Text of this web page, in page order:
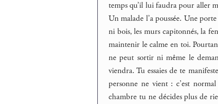
temps qu’il lui faudra pour aller
Un malade l’a poussée. Une
ni bois, les murs capitonnés, la
maintenir le calme en toi.
ne peut sortir ni même le
viendra. Tu essaies de te
personne ne vient : c’est
chambre tu ne décides plus de